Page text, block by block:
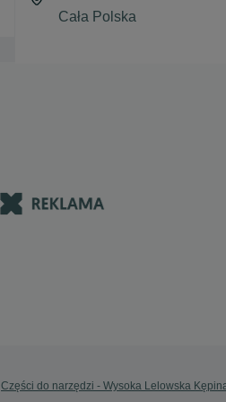
Części do narzędzi - Wysoka Lelowska